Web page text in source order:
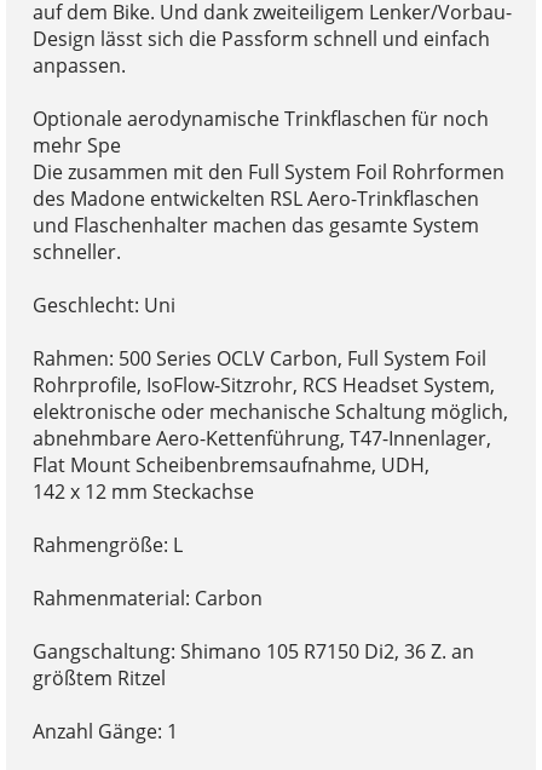
auf dem Bike. Und dank zweiteiligem Lenker/Vorbau-
Design lässt sich die Passform schnell und einfach
anpassen.
Optionale aerodynamische Trinkflaschen für noch
mehr Spe
Die zusammen mit den Full System Foil Rohrformen
des Madone entwickelten RSL Aero-Trinkflaschen
und Flaschenhalter machen das gesamte System
schneller.
Geschlecht: Uni
Rahmen: 500 Series OCLV Carbon, Full System Foil
Rohrprofile, IsoFlow-Sitzrohr, RCS Headset System,
elektronische oder mechanische Schaltung möglich,
abnehmbare Aero-Kettenführung, T47-Innenlager,
Flat Mount Scheibenbremsaufnahme, UDH,
142 x 12 mm Steckachse
Rahmengröße: L
Rahmenmaterial: Carbon
Gangschaltung: Shimano 105 R7150 Di2, 36 Z. an
größtem Ritzel
Anzahl Gänge: 1